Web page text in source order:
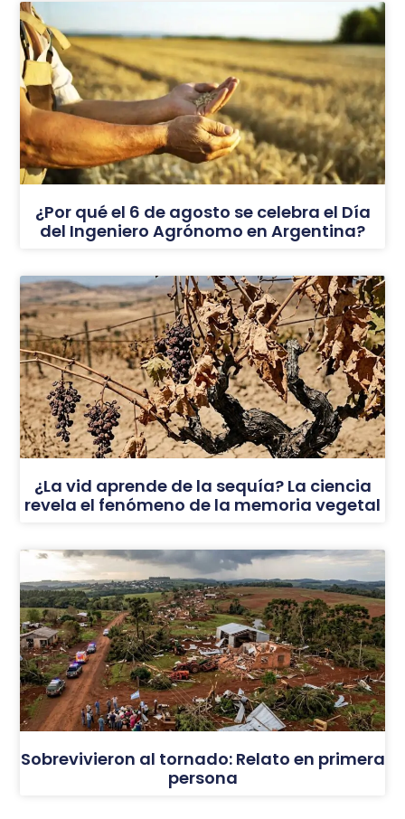
¿Por qué el 6 de agosto se celebra el Día
del Ingeniero Agrónomo en Argentina?
¿La vid aprende de la sequía? La ciencia
revela el fenómeno de la memoria vegetal
Sobrevivieron al tornado: Relato en primera
persona